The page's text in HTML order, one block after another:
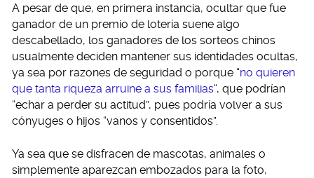
A pesar de que, en primera instancia, ocultar que fue
ganador de un premio de lotería suene algo
descabellado, los ganadores de los sorteos chinos
usualmente deciden mantener sus identidades ocultas,
ya sea por razones de seguridad o porque “no quieren
que tanta riqueza arruine a sus familias“, que podrían
“echar a perder su actitud”, pues podría volver a sus
cónyuges o hijos “vanos y consentidos”.
Ya sea que se disfracen de mascotas, animales o
simplemente aparezcan embozados para la foto,